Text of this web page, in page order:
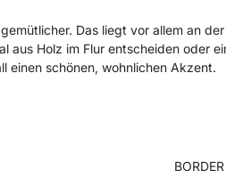
Das liegt vor allem an
Holz im Flur entscheiden oder
einen schönen, wohnlichen Akzent.